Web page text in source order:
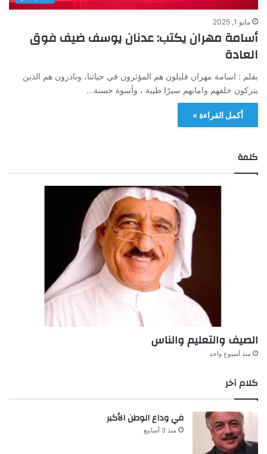
مايو 1, 2025
أسامة مهران يكتب: عدنان يوسف ضيف فوق
العادة
بقلم : اسامة مهران قليلون هم المؤثرون في حياتنا، ونادرون هم الذين
يتركون خلفهم وامانهم سيرًا طيبة ، وأسوة حسنة…
أكمل القراءة »
كلمة
الصيف والتعليم والناس
منذ أسبوع واحد
كلام آخر
في وداع الوطن الأكبر
منذ 3 أسابيع